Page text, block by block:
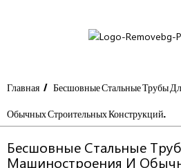
Главная Бесшовные Стальные Трубы
Обычных Строительных Конструкций.
Бесшовные Стальные
Машиностроения И